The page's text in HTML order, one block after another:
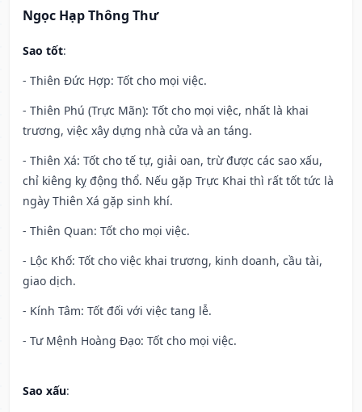
Ngọc Hạp Thông Thư
Sao tốt:
- Thiên Đức Hợp: Tốt cho mọi việc.
- Thiên Phú (Trực Mãn): Tốt cho mọi việc, nhất là khai
trương, việc xây dựng nhà cửa và an táng.
- Thiên Xá: Tốt cho tế tự, giải oan, trừ được các sao xấu,
chỉ kiêng kỵ động thổ. Nếu gặp Trực Khai thì rất tốt tức là
ngày Thiên Xá gặp sinh khí.
- Thiên Quan: Tốt cho mọi việc.
- Lộc Khố: Tốt cho việc khai trương, kinh doanh, cầu tài,
giao dịch.
- Kính Tâm: Tốt đối với việc tang lễ.
- Tư Mệnh Hoàng Đạo: Tốt cho mọi việc.
Sao xấu: